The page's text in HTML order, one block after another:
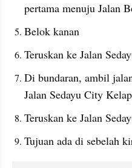
pertama menuju Jalan
Belok kanan
Teruskan ke Jalan
Di bundaran, ambil
Jalan Sedayu City
Teruskan ke Jalan
Tujuan ada di sebelah